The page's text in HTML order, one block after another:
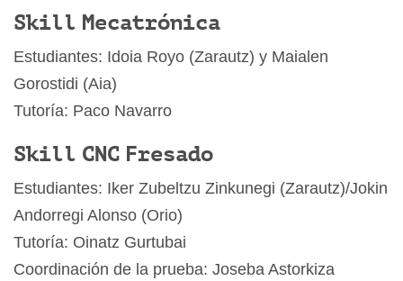
Skill Mecatrónica
Estudiantes: Idoia Royo (Zarautz) y Maialen
Gorostidi (Aia)
Tutoría: Paco Navarro
Skill CNC Fresado
Estudiantes: Iker Zubeltzu Zinkunegi (Zarautz)/Jokin
Andorregi Alonso (Orio)
Tutoría: Oinatz Gurtubai
Coordinación de la prueba: Joseba Astorkiza